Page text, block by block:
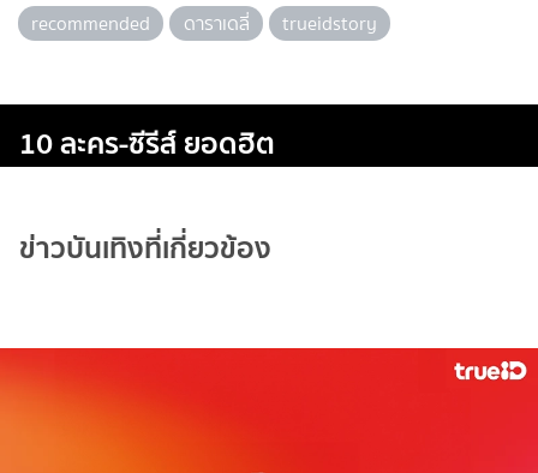
recommended
ดาราเดลี่ trueidstory
10 ละคร-ซีรีส์ ยอดฮิต
ข่าวบันเทิงที่เกี่ยวข้อง